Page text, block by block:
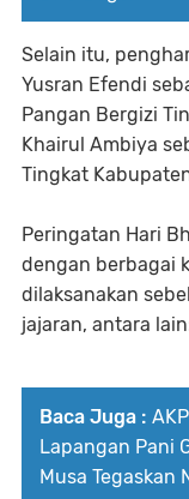
Selain itu,
Yusran Efendi
Pangan Bergizi
Khairul Ambiya
Tingkat
Peringatan Hari
dengan berbagai
dilaksanakan
jajaran, antara
Baca Juga :
Lapangan Pani
Musa Tegaskan